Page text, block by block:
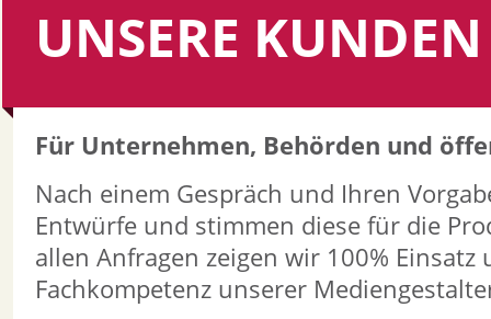
UNSERE KUNDEN
Für Unternehmen, Behörden und
Nach einem Gespräch und Ihren
Entwürfe und stimmen diese für die
allen Anfragen zeigen wir 100%
Fachkompetenz unserer